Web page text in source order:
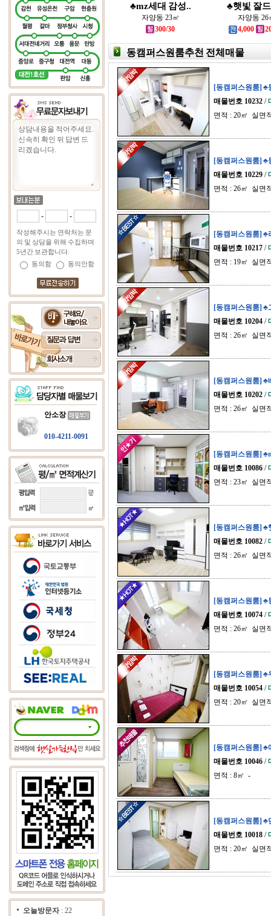
- -
작성해주시는 연락처는 문
의 및 상담을 위해 수집하며
5년간 보관합니다.
동의함
동의안함
안소장
010-4211-0091
오늘방문자 : 22
♣mz세대 감성..
자양동 23㎡
300/30
♣햇빛 잘
자양동 26
4,000
동캠퍼스원룸추천 전체매물
[동캠퍼스원룸] ♣
매물번호 10232 /
면적 : 20㎡ 실면
[동캠퍼스원룸] ♣
매물번호 10229 /
면적 : 26㎡ 실면
[동캠퍼스원룸] ♣
매물번호 10217 /
면적 : 19㎡ 실면
[동캠퍼스원룸] ♣
매물번호 10204 /
면적 : 26㎡ 실면
[동캠퍼스원룸] ♣
매물번호 10202 /
면적 : 26㎡ 실면
[동캠퍼스원룸]
매물번호 10086 /
면적 : 23㎡ 실면
[동캠퍼스원룸] ♣
매물번호 10082 /
면적 : 26㎡ 실면
[동캠퍼스원룸] ♣
매물번호 10074 /
면적 : 26㎡ 실면
[동캠퍼스원룸] ♣
매물번호 10054 /
면적 : 20㎡ 실면
[동캠퍼스원룸] ♣
매물번호 10046 /
면적 : 8㎡ -
[동캠퍼스원룸] ♣
매물번호 10018 /
면적 : 20㎡ 실면